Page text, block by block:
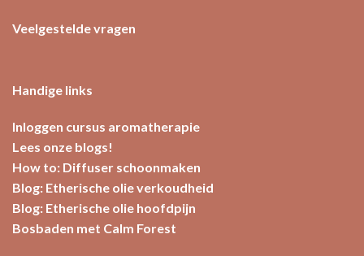
Veelgestelde vragen
Handige links
Inloggen cursus aromatherapie
Lees onze blogs!
How to: Diffuser schoonmaken
Blog: Etherische olie verkoudheid
Blog: Etherische olie hoofdpijn
Bosbaden met Calm Forest